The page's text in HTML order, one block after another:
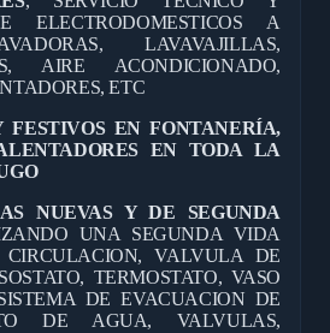
ELECTRODOMESTICOS A
LAVAVAJILLAS,
AIRE ACONDICIONADO,
ETC
FESTIVOS EN FONTANERÍA,
EN TODA LA
NUEVAS Y DE SEGUNDA
UNA SEGUNDA VIDA
VALVULA DE
TERMOSTATO, VASO
DE EVACUACION DE
DE AGUA, VALVULAS,